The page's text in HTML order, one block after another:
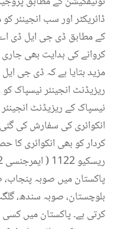
ڈائریکٹر اور سب انجینئر
کے مطابق ڈی جی ایل ڈی اے
کروانے کی ہدایت بھی
مزید بتایا ہے کہ ڈی جی
ریزیڈنٹ انجینئر نیسپاک
نیسپاک کے ریزیڈنٹ
انکوائری کی سفارش کی
کردار کو بھی انکوائری کا
پاکستان میں صوبہ پنجاب،
بلوچستان، صوبہ سندھ،